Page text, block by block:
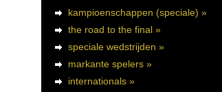
kampioenschappen (speciale) »
the road to the final »
speciale wedstrijden »
markante spelers »
internationals »